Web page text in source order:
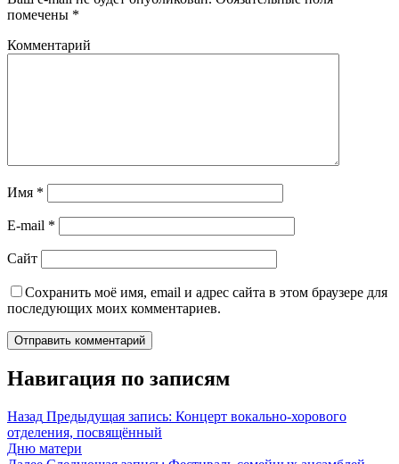
помечены *
Комментарий
Имя *
E-mail *
Сайт
Сохранить моё имя, email и адрес сайта в этом браузере для
последующих моих комментариев.
Навигация по записям
Назад Предыдущая запись: Концерт вокально-хорового
отделения, посвящённый
Дню матери